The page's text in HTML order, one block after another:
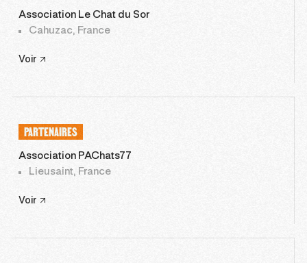
Association Le Chat du Sor
Cahuzac, France
Voir
PARTENAIRES
Association PAChats77
Lieusaint, France
Voir